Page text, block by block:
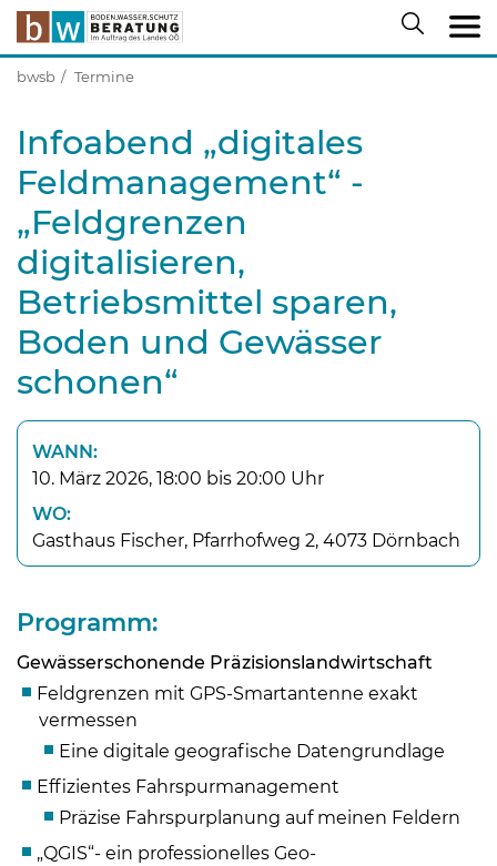
bwsb Termine
Infoabend „digitales
Feldmanagement“ -
„Feldgrenzen
digitalisieren,
Betriebsmittel sparen,
Boden und Gewässer
schonen“
WANN:
10. März 2026, 18:00 bis 20:00 Uhr
WO:
Gasthaus Fischer, Pfarrhofweg 2, 4073 Dörnbach
Programm:
Gewässerschonende Präzisionslandwirtschaft
Feldgrenzen mit GPS-Smartantenne exakt
vermessen
Eine digitale geografische Datengrundlage
Effizientes Fahrspurmanagement
Präzise Fahrspurplanung auf meinen Feldern
„QGIS“- ein professionelles Geo-